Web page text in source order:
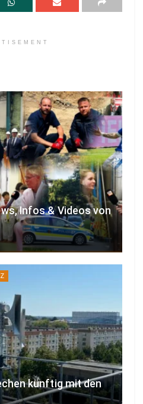
Infos & Videos von
künftig mit den